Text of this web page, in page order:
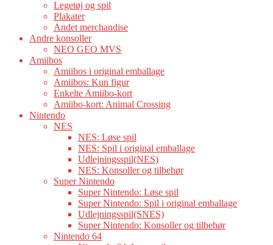
Legetøj og spil
Plakater
Andet merchandise
Andre konsoller
NEO GEO MVS
Amiibos
Amiibos i original emballage
Amiibos: Kun figur
Enkelte Amiibo-kort
Amiibo-kort: Animal Crossing
Nintendo
NES
NES: Løse spil
NES: Spil i original emballage
Udlejningsspil(NES)
NES: Konsoller og tilbehør
Super Nintendo
Super Nintendo: Løse spil
Super Nintendo: Spil i original emballage
Udlejningsspil(SNES)
Super Nintendo: Konsoller og tilbehør
Nintendo 64